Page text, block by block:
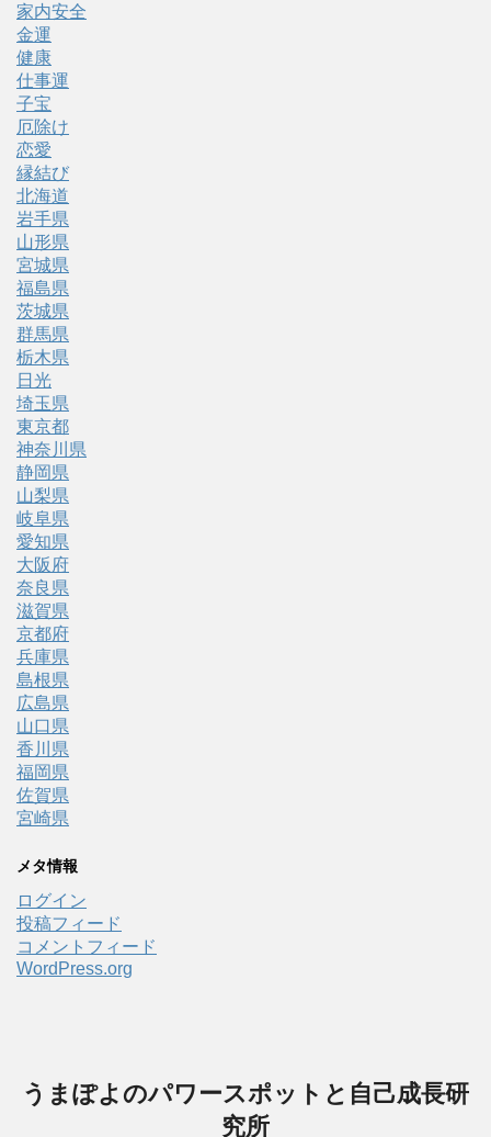
家内安全
金運
健康
仕事運
子宝
厄除け
恋愛
縁結び
北海道
岩手県
山形県
宮城県
福島県
茨城県
群馬県
栃木県
日光
埼玉県
東京都
神奈川県
静岡県
山梨県
岐阜県
愛知県
大阪府
奈良県
滋賀県
京都府
兵庫県
島根県
広島県
山口県
香川県
福岡県
佐賀県
宮崎県
メタ情報
ログイン
投稿フィード
コメントフィード
WordPress.org
うまぽよのパワースポットと自己成長研
究所